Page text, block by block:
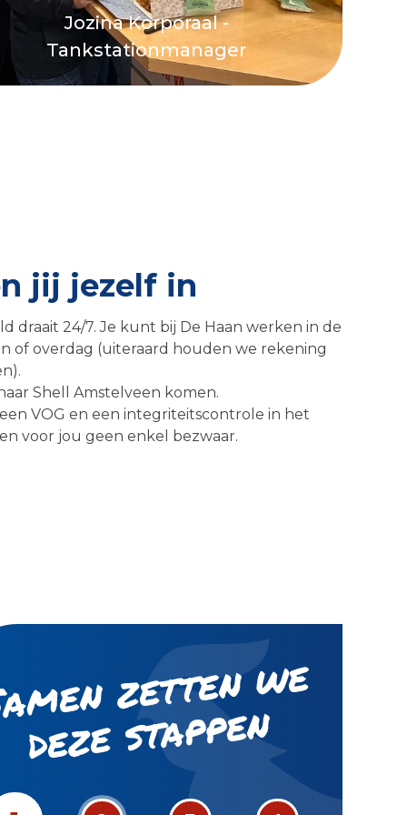
Jozina Korporaal -
Tankstationmanager
jij jezelf in
draait 24/7. Je kunt bij De Haan werken in de
of overdag (uiteraard houden we rekening
Shell Amstelveen komen.
VOG en een integriteitscontrole in het
voor jou geen enkel bezwaar.
st
n